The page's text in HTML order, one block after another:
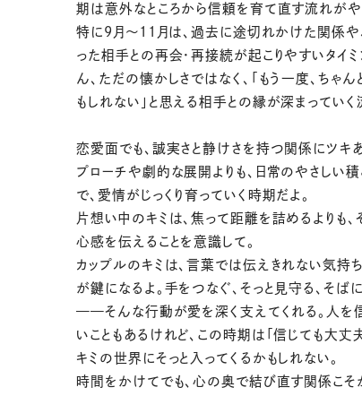
期は意外なところから信頼を育て直す流れがや
特に9月〜11月は、過去に途切れかけた関係や
った相手との再会・再接続が起こりやすいタイミ
ん、ただの懐かしさではなく、「もう一度、ちゃ
もしれない」と思える相手との縁が深まっていく
恋愛面でも、誠実さと静けさを持つ関係にツキ
プローチや劇的な展開よりも、日常のやさしい
で、愛情がじっくり育っていく時期だよ。
片想い中のキミは、焦って距離を詰めるよりも、
心感を伝えることを意識して。
カップルのキミは、言葉では伝えきれない気持
が鍵になるよ。手をつなぐ、そっと見守る、そば
——そんな行動が愛を深く支えてくれる。人を
いこともあるけれど、この時期は「信じても大丈
キミの世界にそっと入ってくるかもしれない。
時間をかけてでも、心の奥で結び直す関係こそ